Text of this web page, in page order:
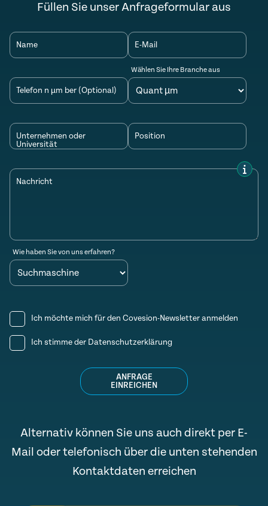
Füllen Sie unser Anfrageformular aus
Name E-Mail
Telefon n µm ber (Optional)
Wählen Sie Ihre Branche aus
Unternehmen oder
Universität
Position
Nachricht
Wie haben Sie von uns erfahren?
Ich möchte mich für den Covesion-Newsletter anmelden
Ich stimme der Datenschutzerklärung
ANFRAGE
EINREICHEN
Alternativ können Sie uns auch direkt per E-
Mail oder telefonisch über die unten stehenden
Kontaktdaten erreichen